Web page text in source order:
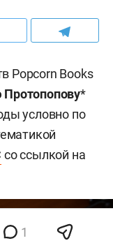
Popcorn Books
*
условно по
со ссылкой на
1